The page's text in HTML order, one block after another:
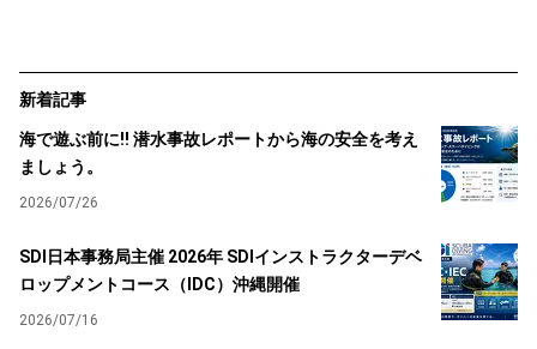
新着記事
海で遊ぶ前に!! 潜水事故レポートから海の安全を考え
ましょう。
2026/07/26
SDI日本事務局主催 2026年 SDIインストラクターデベ
ロップメントコース（IDC）沖縄開催
2026/07/16